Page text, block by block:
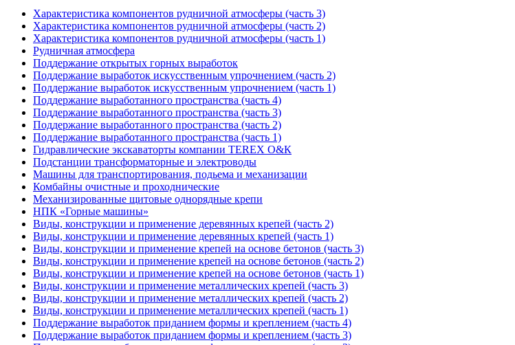
Характеристика компонентов рудничной атмосферы (часть 3)
Характеристика компонентов рудничной атмосферы (часть 2)
Характеристика компонентов рудничной атмосферы (часть 1)
Рудничная атмосфера
Поддержание открытых горных выработок
Поддержание выработок искусственным упрочнением (часть 2)
Поддержание выработок искусственным упрочнением (часть 1)
Поддержание выработанного пространства (часть 4)
Поддержание выработанного пространства (часть 3)
Поддержание выработанного пространства (часть 2)
Поддержание выработанного пространства (часть 1)
Гидравлические экскаваторты компании TEREX О&К
Подстанции трансформаторные и электроводы
Машины для транспортирования, подьема и механизации
Комбайны очистные и проходнические
Механизированные щитовые однорядные крепи
НПК «Горные машины»
Виды, конструкции и применение деревянных крепей (часть 2)
Виды, конструкции и применение деревянных крепей (часть 1)
Виды, конструкции и применение крепей на основе бетонов (часть 3)
Виды, конструкции и применение крепей на основе бетонов (часть 2)
Виды, конструкции и применение крепей на основе бетонов (часть 1)
Виды, конструкции и применение металлических крепей (часть 3)
Виды, конструкции и применение металлических крепей (часть 2)
Виды, конструкции и применение металлических крепей (часть 1)
Поддержание выработок приданием формы и креплением (часть 4)
Поддержание выработок приданием формы и креплением (часть 3)